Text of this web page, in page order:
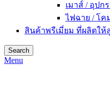
เมาส์ / อุปก
ไฟฉาย / โค
สินค้าพรีเมี่ยม ที่ผลิตให้
Search
Menu